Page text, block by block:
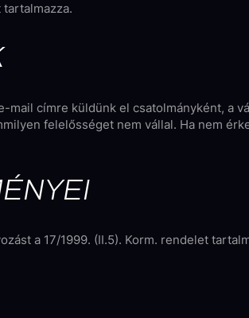
mail címre küldünk el csatolmányként, a
felelősséget nem vállal. Ha nem
a 17/1999. (II.5). Korm. rendelet